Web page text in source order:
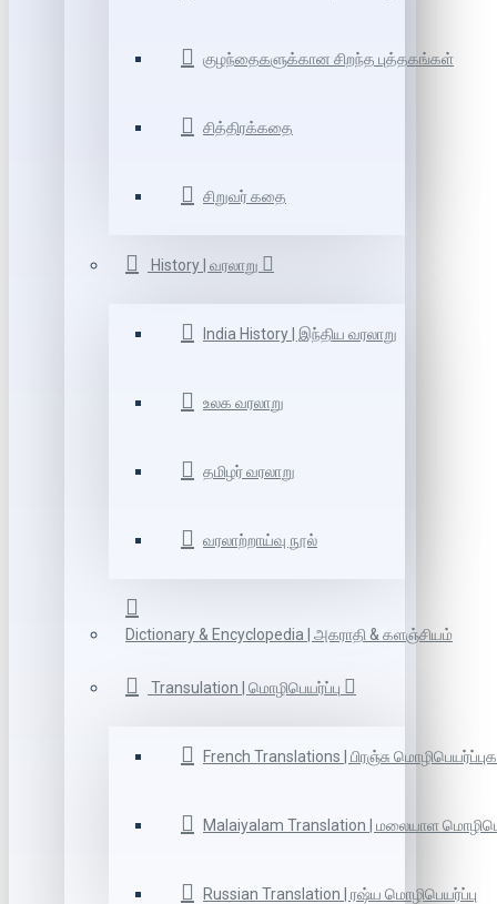
குழந்தைகளுக்கான சிறந்த புத்தகங்கள்
சித்திரக்கதை
சிறுவர் கதை
History | வரலாறு
India History | இந்திய வரலாறு
உலக வரலாறு
தமிழர் வரலாறு
வரலாற்றாய்வு நூல்
Dictionary & Encyclopedia | அகராதி & களஞ்சியம்
Transulation | மொழிபெயர்ப்பு
French Translations | பிரஞ்சு
Malaiyalam Translation | மலையாள
Russian Translation | ரஷ்ய மொழிபெயர்ப்பு